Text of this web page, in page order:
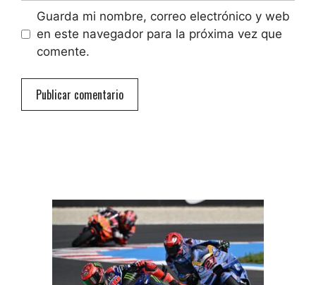
Guarda mi nombre, correo electrónico y web
en este navegador para la próxima vez que
comente.